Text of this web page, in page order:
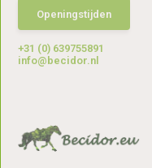
Openingstijden
+31 (0) 639755891
info@becidor.nl